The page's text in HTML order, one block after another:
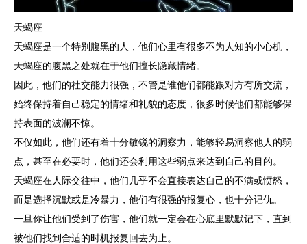
天蝎座
天蝎座是一个特别腹黑的人，他们心里有很多不为人知的小心机，
天蝎座的腹黑之处就在于他们擅长隐藏情绪。
因此，他们的社交能力很强，不管是谁他们都能跟对方有所交流，
始终保持着自己稳定的情绪和礼貌的态度，很多时候他们都能够保
持表面的波澜不惊。
不仅如此，他们还有着十分敏锐的洞察力，能够轻易洞察他人的弱
点，甚至在必要时，他们还会利用这些弱点来达到自己的目的。
天蝎座在人际交往中，他们几乎不会直接表达自己的不满或愤怒，
而是选择沉默或是冷暴力，他们有很强的报复心，也十分记仇。
一旦你让他们受到了伤害，他们就一定会在心底里默默记下，直到
被他们找到合适的时机报复回去为止。